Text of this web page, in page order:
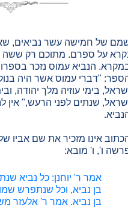
של חמישה עשר נביאים,
על ספרם. מתוכם רק ששה
הנביא עמוס נזכר
"דברי עמוס אשר היה
בימי עוזיה מלך יהודה,
שנתים לפני הרעש," אין
אינו מזכיר את שם אביו
ו', ו' מובא:
אמר ר' יוחנן: כל נביא
בן נביא, וכל שנתפרש
בן נביא. אמר ר' אלעזר